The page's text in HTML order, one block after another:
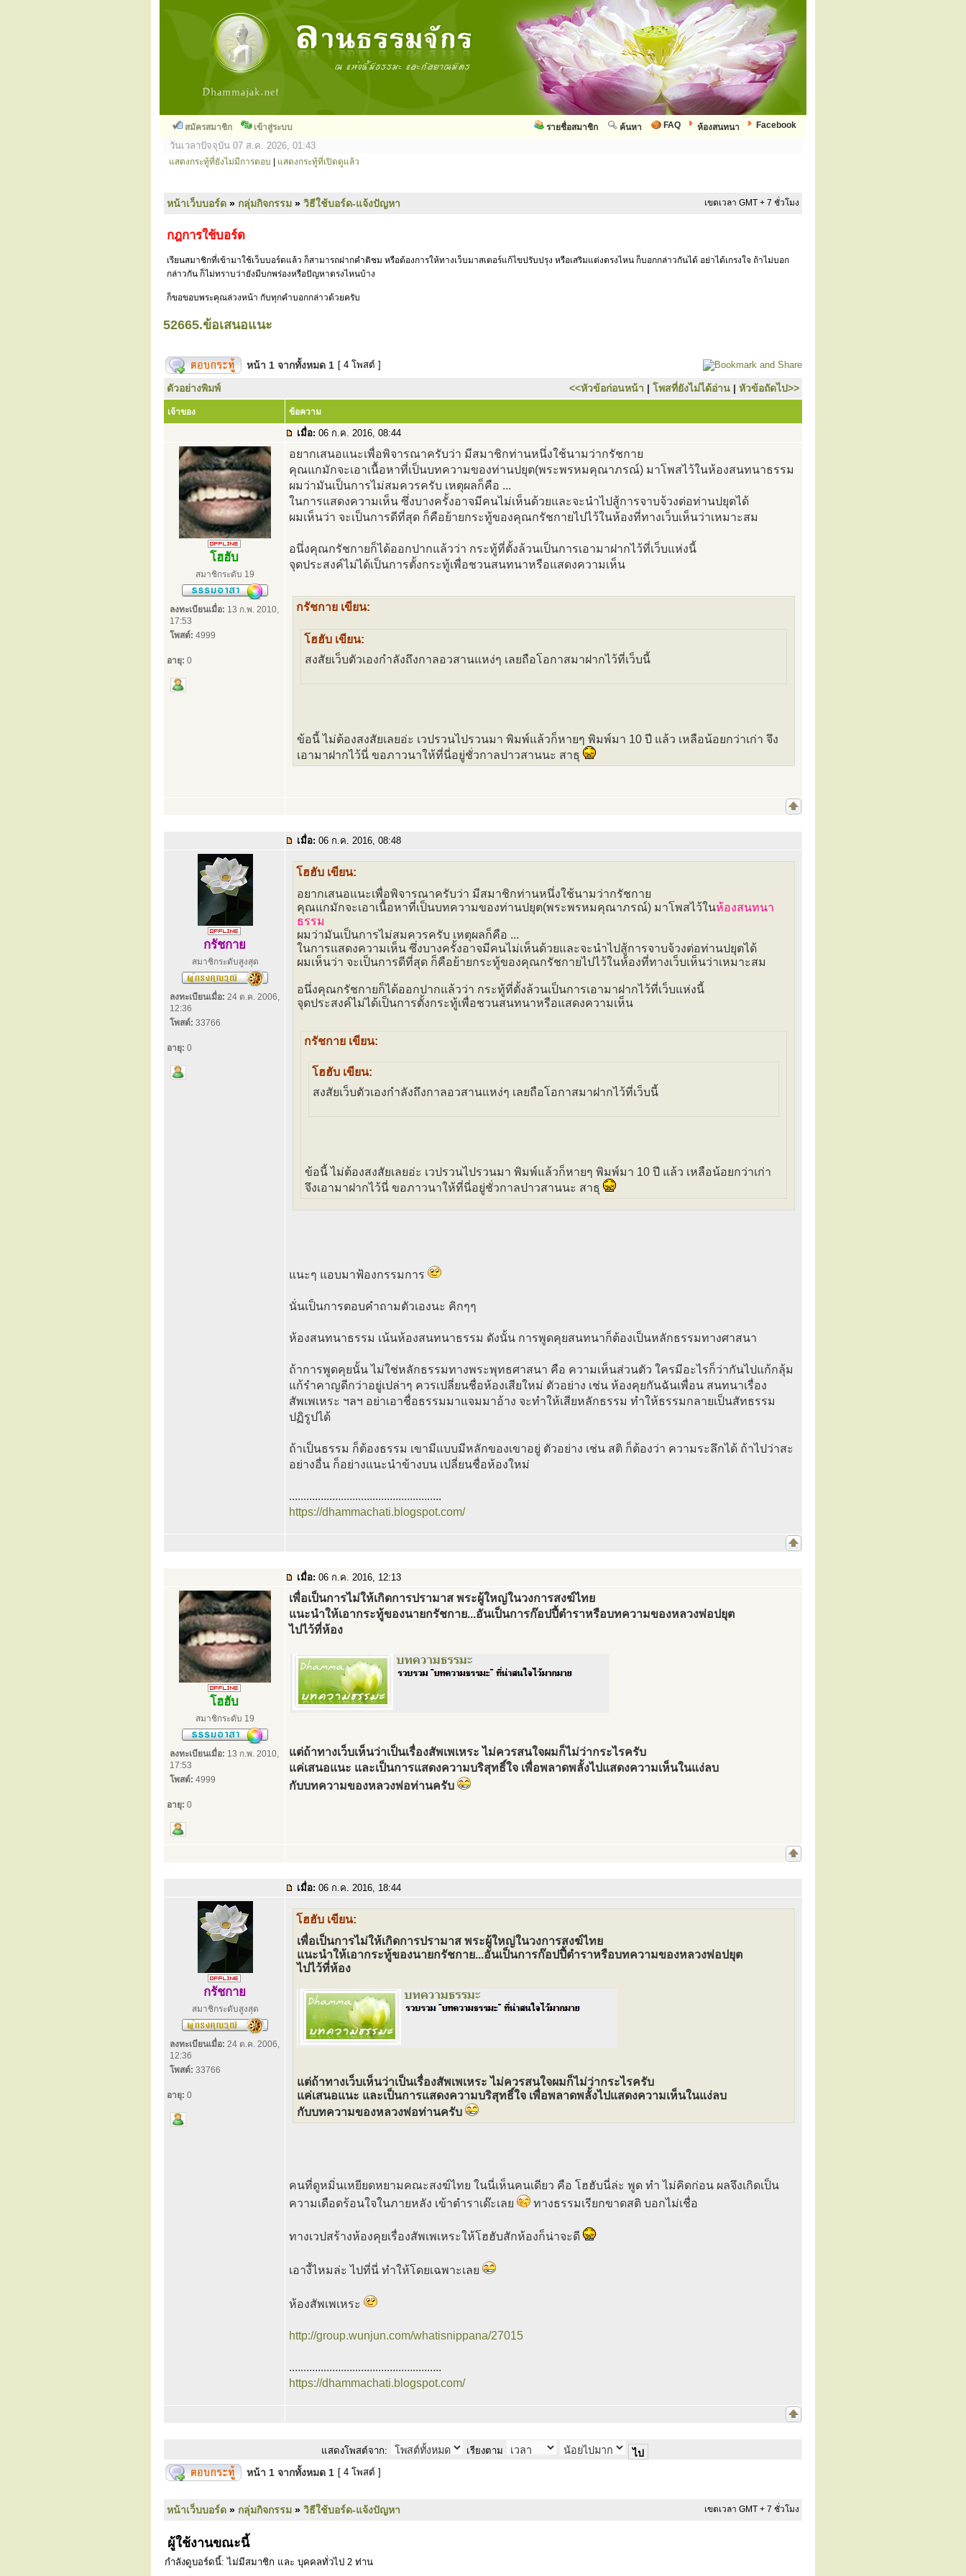
สมัครสมาชิก เข้าสู่ระบบ Facebook
ห้องสนทนา
FAQ
ค้นหา
รายชื่อสมาชิก
วันเวลาปัจจุบัน 07 ส.ค. 2026, 01:43
แสดงกระทู้ที่ยังไม่มีการตอบ แสดงกระทู้ที่เปิดดูแล้ว
หน้าเว็บบอร์ด » กลุ่มกิจกรรม » วิธีใช้บอร์ด-แจ้งปัญหา เขตเวลา GMT + 7 ชั่วโมง
กฎการใช้บอร์ด
เรียนสมาชิกที่เข้ามาใช้เว็บบอร์ดแล้ว ก็สามารถฝากคำติชม หรือต้องการให้ทางเว็บมาสเตอร์แก้ไขปรับปรุง หรือเสริมแต่งตรงไหน ก็บอกกล่าวกันได้ อย่าได้เกรงใจ ถ้าไม่บอก
กล่าวกัน ก็ไม่ทราบว่ายังมีบกพร่องหรือปัญหาตรงไหนบ้าง
ก็ขอขอบพระคุณล่วงหน้า กับทุกคำบอกกล่าวด้วยครับ
52665.ข้อเสนอแนะ
หน้า 1 จากทั้งหมด 1 [ 4 โพสต์ ]
ตัวอย่างพิมพ์ <<หัวข้อก่อนหน้า | โพสที่ยังไม่ได้อ่าน | หัวข้อถัดไป>>
เจ้าของ ข้อความ
เมื่อ: 06 ก.ค. 2016, 08:44
โฮฮับ
สมาชิกระดับ 19
ลงทะเบียนเมื่อ: 13 ก.พ. 2010,
17:53
โพสต์: 4999
อายุ: 0
อยากเสนอแนะเพื่อพิจารณาครับว่า มีสมาชิกท่านหนึ่งใช้นามว่ากรัชกาย
คุณแกมักจะเอาเนื้อหาที่เป็นบทความของท่านปยุต(พระพรหมคุณาภรณ์) มาโพสไว้ในห้องสนทนาธรรม
ผมว่ามันเป็นการไม่สมควรครับ เหตุผลก็คือ ...
ในการแสดงความเห็น ซึ่งบางครั้งอาจมีคนไม่เห็นด้วยและจะนำไปสู้การจาบจ้วงต่อท่านปยุตได้
ผมเห็นว่า จะเป็นการดีที่สุด ก็คือย้ายกระทู้ของคุณกรัชกายไปไว้ในห้องที่ทางเว็บเห็นว่าเหมาะสม
อนึ่งคุณกรัชกายก็ได้ออกปากแล้วว่า กระทู้ที่ตั้งล้วนเป็นการเอามาฝากไว้ที่เว็บแห่งนี้
จุดประสงค์ไม่ได้เป็นการตั้งกระทู้เพื่อชวนสนทนาหรือแสดงความเห็น
กรัชกาย เขียน:
โฮฮับ เขียน:
สงสัยเว็บตัวเองกำลังถึงกาลอวสานแหง่ๆ เลยถือโอกาสมาฝากไว้ที่เว็บนี้
ข้อนี้ ไม่ต้องสงสัยเลยอ่ะ เวปรวนไปรวนมา พิมพ์แล้วก็หายๆ พิมพ์มา 10 ปี แล้ว เหลือน้อยกว่าเก่า จึง
เอามาฝากไว้นี่ ขอภาวนาให้ที่นี่อยู่ชั่วกาลปาวสานนะ สาธุ
เมื่อ: 06 ก.ค. 2016, 08:48
กรัชกาย
สมาชิกระดับสูงสุด
ลงทะเบียนเมื่อ: 24 ต.ค. 2006,
12:36
โพสต์: 33766
อายุ: 0
โฮฮับ เขียน:
อยากเสนอแนะเพื่อพิจารณาครับว่า มีสมาชิกท่านหนึ่งใช้นามว่ากรัชกาย
คุณแกมักจะเอาเนื้อหาที่เป็นบทความของท่านปยุต(พระพรหมคุณาภรณ์) มาโพสไว้ในห้องสนทนา
ธรรม
ผมว่ามันเป็นการไม่สมควรครับ เหตุผลก็คือ ...
ในการแสดงความเห็น ซึ่งบางครั้งอาจมีคนไม่เห็นด้วยและจะนำไปสู้การจาบจ้วงต่อท่านปยุตได้
ผมเห็นว่า จะเป็นการดีที่สุด ก็คือย้ายกระทู้ของคุณกรัชกายไปไว้ในห้องที่ทางเว็บเห็นว่าเหมาะสม
อนึ่งคุณกรัชกายก็ได้ออกปากแล้วว่า กระทู้ที่ตั้งล้วนเป็นการเอามาฝากไว้ที่เว็บแห่งนี้
จุดประสงค์ไม่ได้เป็นการตั้งกระทู้เพื่อชวนสนทนาหรือแสดงความเห็น
กรัชกาย เขียน:
โฮฮับ เขียน:
สงสัยเว็บตัวเองกำลังถึงกาลอวสานแหง่ๆ เลยถือโอกาสมาฝากไว้ที่เว็บนี้
ข้อนี้ ไม่ต้องสงสัยเลยอ่ะ เวปรวนไปรวนมา พิมพ์แล้วก็หายๆ พิมพ์มา 10 ปี แล้ว เหลือน้อยกว่าเก่า
จึงเอามาฝากไว้นี่ ขอภาวนาให้ที่นี่อยู่ชั่วกาลปาวสานนะ สาธุ
แนะๆ แอบมาฟ้องกรรมการ
นั่นเป็นการตอบคำถามตัวเองนะ คิกๆๆ
ห้องสนทนาธรรม เน้นห้องสนทนาธรรม ดังนั้น การพูดคุยสนทนาก็ต้องเป็นหลักธรรมทางศาสนา
ถ้าการพูดคุยนั้น ไม่ใช่หลักธรรมทางพระพุทธศาสนา คือ ความเห็นส่วนตัว ใครมีอะไรก็ว่ากันไปแก้กลุ้ม
แก้รำคาญดีกว่าอยู่เปล่าๆ ควรเปลี่ยนชื่อห้องเสียใหม่ ตัวอย่าง เช่น ห้องคุยกันฉันเพื่อน สนทนาเรื่อง
สัพเพเหระ ฯลฯ อย่าเอาชื่อธรรมมาแจมมาอ้าง จะทำให้เสียหลักธรรม ทำให้ธรรมกลายเป็นสัทธรรม
ปฏิรูปได้
ถ้าเป็นธรรม ก็ต้องธรรม เขามีแบบมีหลักของเขาอยู่ ตัวอย่าง เช่น สติ ก็ต้องว่า ความระลึกได้ ถ้าไปว่าสะ
อย่างอื่น ก็อย่างแนะนำข้างบน เปลี่ยนชื่อห้องใหม่
.....................................................
https://dhammachati.blogspot.com/
เมื่อ: 06 ก.ค. 2016, 12:13
โฮฮับ
สมาชิกระดับ 19
ลงทะเบียนเมื่อ: 13 ก.พ. 2010,
17:53
โพสต์: 4999
อายุ: 0
เพื่อเป็นการไม่ให้เกิดการปรามาส พระผู้ใหญ่ในวงการสงฆ์ไทย
แนะนำให้เอากระทู้ของนายกรัชกาย...อันเป็นการก๊อปปี้ตำราหรือบทความของหลวงพ่อปยุต
ไปไว้ที่ห้อง
แต่ถ้าทางเว็บเห็นว่าเป็นเรื่องสัพเพเหระ ไม่ควรสนใจผมก็ไม่ว่ากระไรครับ
แค่เสนอแนะ และเป็นการแสดงความบริสุทธิ์ใจ เพื่อพลาดพลั้งไปแสดงความเห็นในแง่ลบ
กับบทความของหลวงพ่อท่านครับ
เมื่อ: 06 ก.ค. 2016, 18:44
กรัชกาย
สมาชิกระดับสูงสุด
ลงทะเบียนเมื่อ: 24 ต.ค. 2006,
12:36
โพสต์: 33766
อายุ: 0
โฮฮับ เขียน:
เพื่อเป็นการไม่ให้เกิดการปรามาส พระผู้ใหญ่ในวงการสงฆ์ไทย
แนะนำให้เอากระทู้ของนายกรัชกาย...อันเป็นการก๊อปปี้ตำราหรือบทความของหลวงพ่อปยุต
ไปไว้ที่ห้อง
แต่ถ้าทางเว็บเห็นว่าเป็นเรื่องสัพเพเหระ ไม่ควรสนใจผมก็ไม่ว่ากระไรครับ
แค่เสนอแนะ และเป็นการแสดงความบริสุทธิ์ใจ เพื่อพลาดพลั้งไปแสดงความเห็นในแง่ลบ
กับบทความของหลวงพ่อท่านครับ
คนที่ดูหมิ่นเหยียดหยามคณะสงฆ์ไทย ในนี่เห็นคนเดียว คือ โฮฮับนี่ล่ะ พูด ทำ ไม่คิดก่อน ผลจึงเกิดเป็น
ความเดือดร้อนใจในภายหลัง เข้าตำราเด๊ะเลย
ทางธรรมเรียกขาดสติ บอกไม่เชื่อ
ทางเวปสร้างห้องคุยเรื่องสัพเพเหระให้โฮฮับสักห้องก็น่าจะดี
เอางี้ไหมล่ะ ไปที่นี่ ทำให้โดยเฉพาะเลย
ห้องสัพเพเหระ
http://group.wunjun.com/whatisnippana/27015
.....................................................
https://dhammachati.blogspot.com/
แสดงโพสต์จาก: เรียงตาม
หน้า 1 จากทั้งหมด 1 [ 4 โพสต์ ]
หน้าเว็บบอร์ด » กลุ่มกิจกรรม » วิธีใช้บอร์ด-แจ้งปัญหา เขตเวลา GMT + 7 ชั่วโมง
ผู้ใช้งานขณะนี้
กำลังดูบอร์ดนี้: ไม่มีสมาชิก และ บุคคลทั่วไป 2 ท่าน